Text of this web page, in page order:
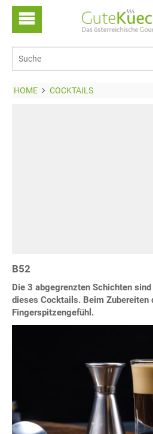
HOME COCKTAILS
B52
Die 3 abgegrenzten Schichten
dieses Cocktails. Beim Zubereiten
Fingerspitzengefühl.